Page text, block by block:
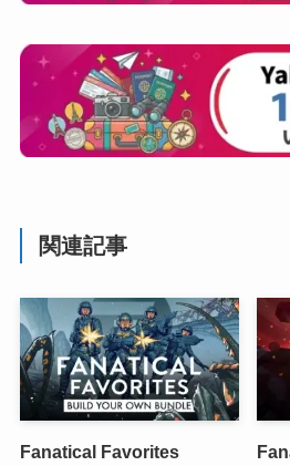
関連記事
Fanatical Favorites